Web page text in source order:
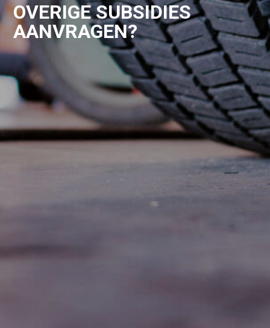
OVERIGE SUBSIDIES
AANVRAGEN?